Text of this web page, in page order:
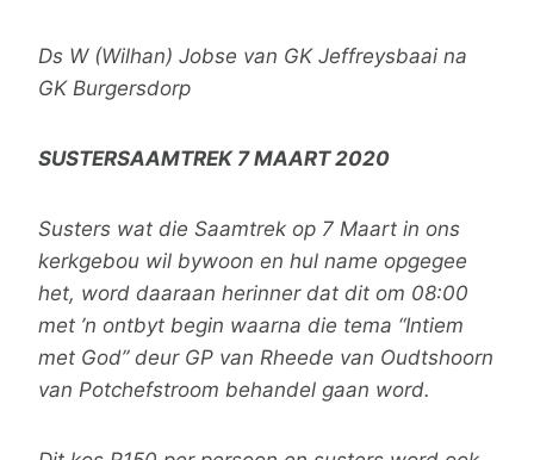
Ds W (Wilhan) Jobse van GK Jeffreysbaai na
GK Burgersdorp
SUSTERSAAMTREK 7 MAART 2020
Susters wat die Saamtrek op 7 Maart in ons
kerkgebou wil bywoon en hul name opgegee
het, word daaraan herinner dat dit om 08:00
met ’n ontbyt begin waarna die tema “Intiem
met God” deur GP van Rheede van Oudtshoorn
van Potchefstroom behandel gaan word.